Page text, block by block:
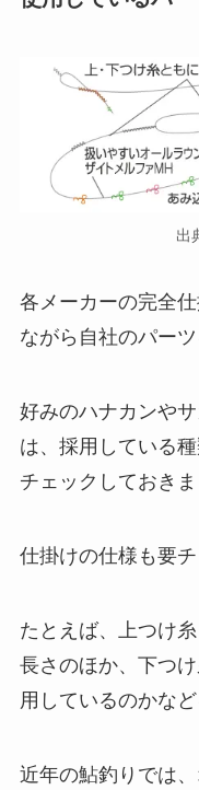
出
各メーカーの完全
ながら自社のパー
好みのハナカンや
は、採用している
チェックしておきま
仕掛けの仕様も要チ
たとえば、上つけ
長さのほか、下つ
用しているのかな
近年の鮎釣りでは